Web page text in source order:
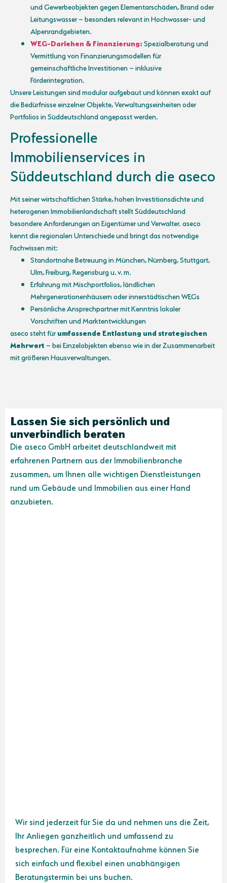
und Gewerbeobjekten gegen Elementarschäden, Brand oder
Leitungswasser – besonders relevant in Hochwasser- und
Alpenrandgebieten.
WEG-Darlehen & Finanzierung: Spezialberatung und
Vermittlung von Finanzierungsmodellen für
gemeinschaftliche Investitionen – inklusive
Förderintegration.
Unsere Leistungen sind modular aufgebaut und können exakt auf
die Bedürfnisse einzelner Objekte, Verwaltungseinheiten oder
Portfolios in Süddeutschland angepasst werden.
Professionelle
Immobilienservices in
Süddeutschland durch die aseco
Mit seiner wirtschaftlichen Stärke, hohen Investitionsdichte und
heterogenen Immobilienlandschaft stellt Süddeutschland
besondere Anforderungen an Eigentümer und Verwalter. aseco
kennt die regionalen Unterschiede und bringt das notwendige
Fachwissen mit:
Standortnahe Betreuung in München, Nürnberg, Stuttgart,
Ulm, Freiburg, Regensburg u. v. m.
Erfahrung mit Mischportfolios, ländlichen
Mehrgenerationenhäusern oder innerstädtischen WEGs
Persönliche Ansprechpartner mit Kenntnis lokaler
Vorschriften und Marktentwicklungen
aseco steht fürumfassende Entlastung und strategischen
Mehrwert – bei Einzelobjekten ebenso wie in der Zusammenarbeit
mit größeren Hausverwaltungen.
Lassen Sie sich persönlich und
unverbindlich beraten
Die aseco GmbH arbeitet deutschlandweit mit
erfahrenen Partnern aus der Immobilienbranche
zusammen, um Ihnen alle wichtigen Dienstleistungen
rund um Gebäude und Immobilien aus einer Hand
anzubieten.
Wir sind jederzeit für Sie da und nehmen uns die Zeit,
Ihr Anliegen ganzheitlich und umfassend zu
besprechen. Für eine Kontaktaufnahme können Sie
sich einfach und flexibel einen unabhängigen
Beratungstermin bei uns buchen.